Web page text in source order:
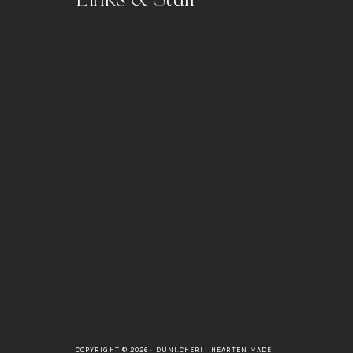
COPYRIGHT © 2026 · DUNI.CHERI · HEARTEN MADE